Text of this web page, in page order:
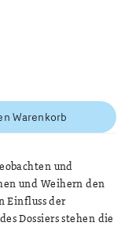
Warenkorb
und
und Weihern den
Einfluss der
Dossiers stehen die